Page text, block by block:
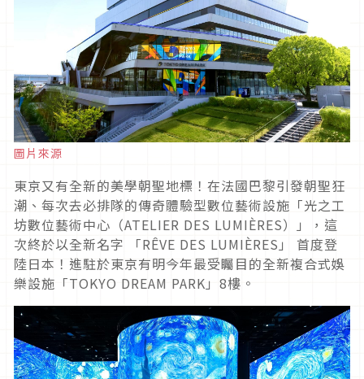
圖片來源
東京又有全新的美學朝聖地標！在法國巴黎引發朝聖狂
潮、每次去必排隊的傳奇體驗型數位藝術設施「光之工
坊數位藝術中心（ATELIER DES LUMIÈRES）」，這
次終於以全新名字 「RÊVE DES LUMIÈRES」 首度登
陸日本！進駐於東京有明今年最受矚目的全新複合式娛
樂設施「TOKYO DREAM PARK」8樓。